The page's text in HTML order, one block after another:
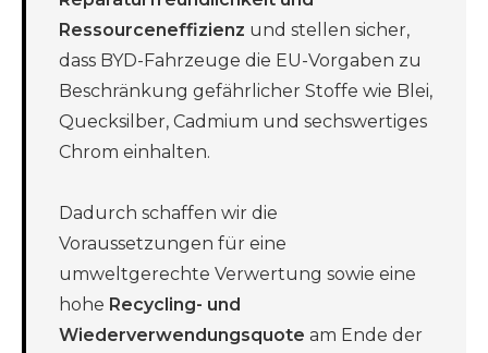
Ressourceneffizienz und stellen sicher,
dass BYD-Fahrzeuge die EU-Vorgaben zu
Beschränkung gefährlicher Stoffe wie Blei,
Quecksilber, Cadmium und sechswertiges
Chrom einhalten.
Dadurch schaffen wir die
Voraussetzungen für eine
umweltgerechte Verwertung sowie eine
hohe Recycling- und
Wiederverwendungsquote am Ende der